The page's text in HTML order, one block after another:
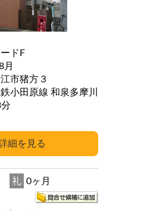
ドF
月
市猪方３
小田原線 和泉多摩川
歩 3分
礼 0ヶ月